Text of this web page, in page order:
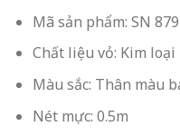
Mã sản phẩm: SN
Chất liệu vỏ: Kim loại
Màu sắc: Thân màu
Nét mực: 0.5m